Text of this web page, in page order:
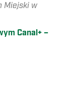
Miejski w
Canal+ –